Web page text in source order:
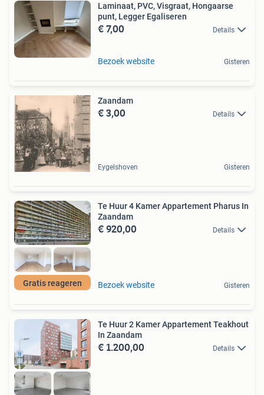
Laminaat, PVC, Visgraat, Hongaarse
punt, Legger Egaliseren
€ 7,00 Details
Bezoek website Gisteren
Zaandam
€ 3,00 Details
Eygelshoven Gisteren
Gratis reageren
Te Huur 4 Kamer Appartement Pharus In
Zaandam
€ 920,00 Details
Bezoek website Gisteren
Te Huur 2 Kamer Appartement Teakhout
In Zaandam
€ 1.200,00 Details